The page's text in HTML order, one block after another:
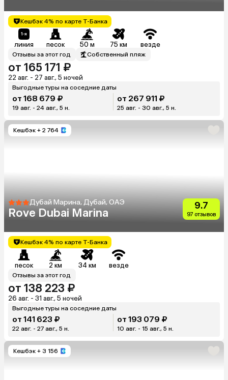
Кешбэк 4% по карте Т-Банка
линия песок 50 м 75 км везде
Отзывы за этот год Собственный пляж
от 165 171 ₽
22 авг. - 27 авг., 5 ночей
Выгодные туры на соседние даты
от 168 679 ₽
19 авг. - 24 авг., 5 н.
от 267 911 ₽
25 авг. - 30 авг., 5 н.
Кешбэк + 2 764
Дубай Марина, Дубай, ОАЭ
Rove Dubai Marina
9.7
97 отзывов
Кешбэк 4% по карте Т-Банка
песок 2 км 34 км везде
Отзывы за этот год
от 138 223 ₽
26 авг. - 31 авг., 5 ночей
Выгодные туры на соседние даты
от 141 623 ₽
22 авг. - 27 авг., 5 н.
от 193 079 ₽
10 авг. - 15 авг., 5 н.
Кешбэк + 3 156